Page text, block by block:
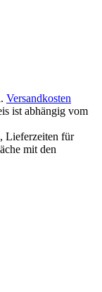
Versandkosten
ist abhängig vom
Lieferzeiten für
mit den